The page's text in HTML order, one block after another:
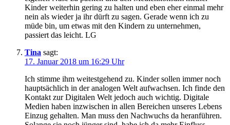
Kinder weiterhin gering zu halten und eben eher einmal mehr
nein als wieder ja ihr dürft zu sagen. Gerade wenn ich zu
müde bin, um etwas mit den Kindern zu unternehmen,
passiert das leicht. LG
Tina sagt:
17. Januar 2018 um 16:29 Uhr
Ich stimme ihm weitestgehend zu. Kinder sollen immer noch
hauptsächlich in der analogen Welt aufwachsen. Ich finde den
Kontakt zur Digitalen Welt jedoch auch wichtig. Digitale
Medien haben inzwischen in allen Bereichen unseres Lebens
Einzug gehalten. Man muss den Nachwuchs da heranführen.